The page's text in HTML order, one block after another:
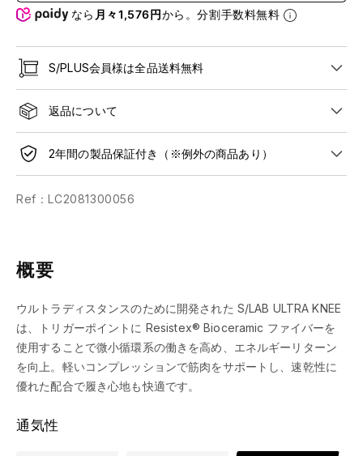
なら 月々1,576円から。分割手数料無料
S/PLUS会員様は全品送料無料
返品について
2年間の製品保証付き（※例外の商品あり）
Ref：LC2081300056
概要
ウルトラディスタンスのために開発された S/LAB ULTRA KNEE
は、トリガーポイントに Resistex® Bioceramic ファイバーを
使用することで微小循環系の働きを高め、エネルギーリターン
を向上。軽いコンプレッションで筋肉をサポートし、速乾性に
優れた配合で履き心地も快適です。
通気性